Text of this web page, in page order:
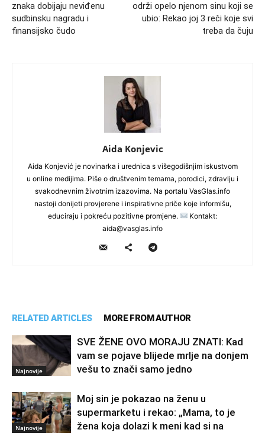
znaka dobijaju neviđenu
sudbinsku nagradu i
finansijsko čudo
održi opelo njenom sinu koji se
ubio: Rekao joj 3 reči koje svi
treba da čuju
Aida Konjevic
Aida Konjević je novinarka i urednica s višegodišnjim iskustvom
u online medijima. Piše o društvenim temama, porodici, zdravlju i
svakodnevnim životnim izazovima. Na portalu VasGlas.info
nastoji donijeti provjerene i inspirativne priče koje informišu,
educiraju i pokreću pozitivne promjene.
Kontakt:
aida@vasglas.info
RELATED ARTICLES MORE FROM AUTHOR
Najnovije
SVE ŽENE OVO MORAJU ZNATI: Kad
vam se pojave blijede mrlje na donjem
vešu to znači samo jedno
Najnovije
Moj sin je pokazao na ženu u
supermarketu i rekao: „Mama, to je
žena koja dolazi k meni kad si na